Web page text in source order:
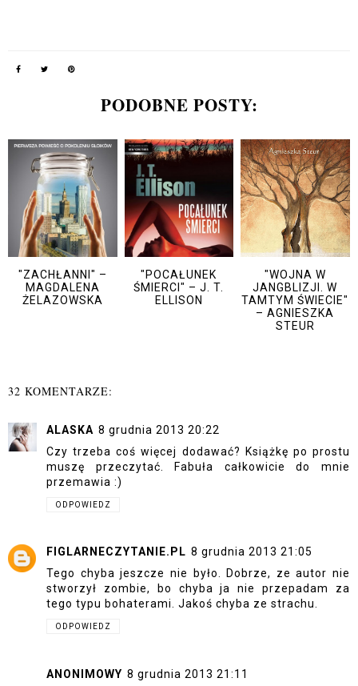
PODOBNE POSTY:
"ZACHŁANNI" –
MAGDALENA
ŻELAZOWSKA
"POCAŁUNEK
ŚMIERCI" – J. T.
ELLISON
"WOJNA W
JANGBLIZJI. W
TAMTYM ŚWIECIE"
– AGNIESZKA
STEUR
32 KOMENTARZE:
ALASKA 8 grudnia 2013 20:22
Czy trzeba coś więcej dodawać? Książkę po prostu
muszę przeczytać. Fabuła całkowicie do mnie
przemawia :)
ODPOWIEDZ
FIGLARNECZYTANIE.PL 8 grudnia 2013 21:05
Tego chyba jeszcze nie było. Dobrze, ze autor nie
stworzył zombie, bo chyba ja nie przepadam za
tego typu bohaterami. Jakoś chyba ze strachu.
ODPOWIEDZ
ANONIMOWY 8 grudnia 2013 21:11